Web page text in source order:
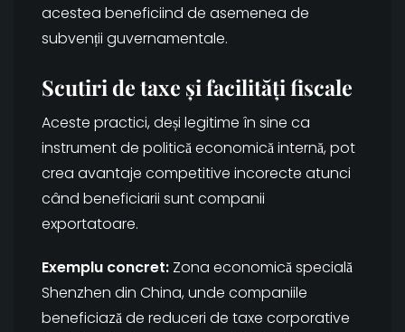
acestea beneficiind de asemenea de
subvenții guvernamentale.
Scutiri de taxe și facilități fiscale
Aceste practici, deși legitime în sine ca
instrument de politică economică internă, pot
crea avantaje competitive incorecte atunci
când beneficiarii sunt companii
exportatoare.
Exemplu concret: Zona economică specială
Shenzhen din China, unde companiile
beneficiază de reduceri de taxe corporative